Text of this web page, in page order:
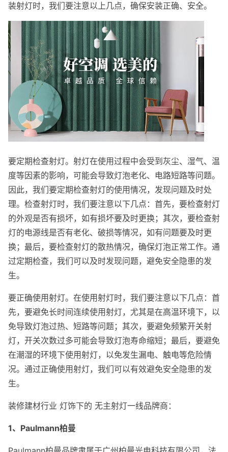
装射灯时，我们要注意以上几点，确保安装正确、安全。
要定期检查射灯。射灯在使用过程中会受到灰尘、湿气、温
度等因素的影响，可能会导致灯泡老化、电路短路等问题。
因此，我们要定期检查射灯的使用情况，发现问题及时处
理。检查射灯时，我们要注意以下几点：首先，要检查射灯
的外观是否有损坏，如有损坏要及时更换；其次，要检查射
灯的电源线是否有老化、破损等情况，如有问题要及时更
换；最后，要检查射灯的散热情况，确保灯泡正常工作。通
过定期检查，我们可以及时发现问题，避免安全隐患的发
生。
要正确使用射灯。在使用射灯时，我们要注意以下几点：首
先，要避免长时间连续使用射灯，尤其是在高温环境下，以
免导致灯泡过热、短路等问题；其次，要避免频繁开关射
灯，开关次数过多可能会导致灯泡寿命缩短；最后，要避免
在潮湿的环境下使用射灯，以免发生漏电、触电等危险情
况。通过正确使用射灯，我们可以有效避免安全隐患的发
生。
装修建材行业 灯饰下的 无主射灯一线品牌商：
1、Paulmann柏曼